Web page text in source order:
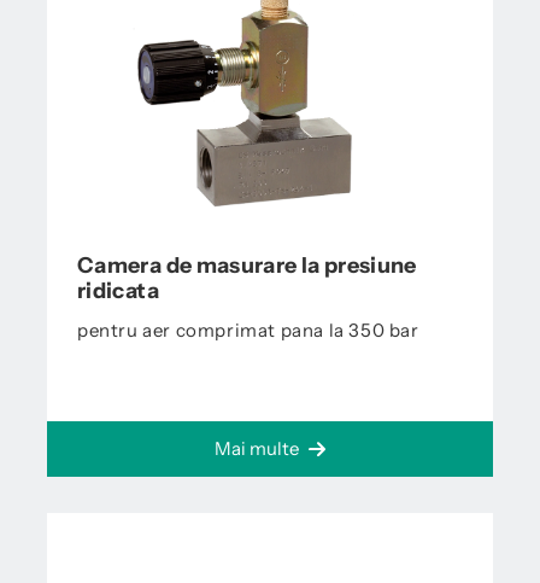
Camera de masurare la presiune
ridicata
pentru aer comprimat pana la 350 bar
Mai multe